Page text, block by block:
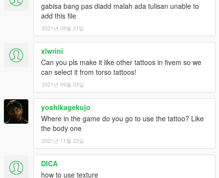
gabisa bang pas diadd malah ada tulisan unable to
add this file
2021년 08월 21일
xlwrini
Can you pls make it like other tattoos in fivem so we
can select it from torso tattoos!
2021년 09월 03일
yoshikagekujo
Where in the game do you go to use the tattoo? Like
the body one
2021년 11월 23일
DICA
how to use texture